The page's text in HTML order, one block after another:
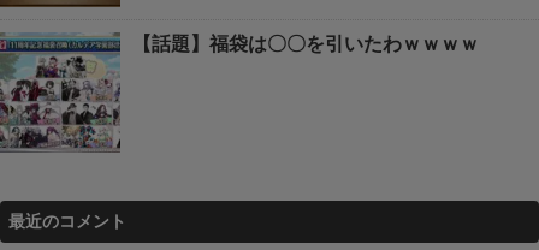
【話題】福袋は〇〇を引いたわｗｗｗｗ
最近のコメント